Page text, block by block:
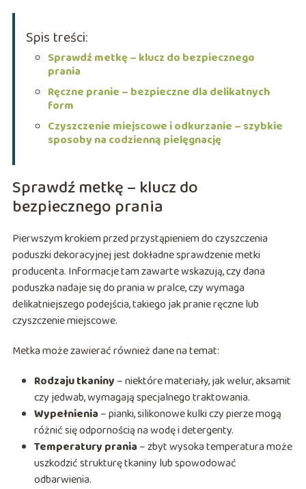
Spis treści:
Sprawdź metkę – klucz do bezpiecznego
prania
Ręczne pranie – bezpieczne dla delikatnych
form
Czyszczenie miejscowe i odkurzanie – szybkie
sposoby na codzienną pielęgnację
Sprawdź metkę – klucz do
bezpiecznego prania
Pierwszym krokiem przed przystąpieniem do czyszczenia
poduszki dekoracyjnej jest dokładne sprawdzenie metki
producenta. Informacje tam zawarte wskazują, czy dana
poduszka nadaje się do prania w pralce, czy wymaga
delikatniejszego podejścia, takiego jak pranie ręczne lub
czyszczenie miejscowe.
Metka może zawierać również dane na temat:
Rodzaju tkaniny – niektóre materiały, jak welur, aksamit
czy jedwab, wymagają specjalnego traktowania.
Wypełnienia – pianki, silikonowe kulki czy pierze mogą
różnić się odpornością na wodę i detergenty.
Temperatury prania – zbyt wysoka temperatura może
uszkodzić strukturę tkaniny lub spowodować
odbarwienia.